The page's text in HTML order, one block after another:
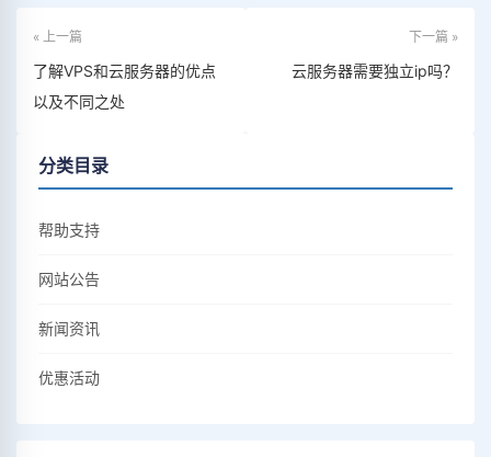
« 上一篇
了解VPS和云服务器的优点
以及不同之处
下一篇 »
云服务器需要独立ip吗？
分类目录
帮助支持
网站公告
新闻资讯
优惠活动